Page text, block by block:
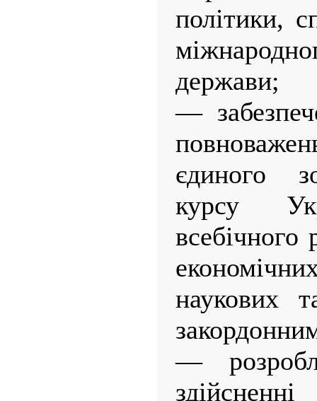
політики,
держави;
—
єдиного
курсу
всебічного
наукових
—